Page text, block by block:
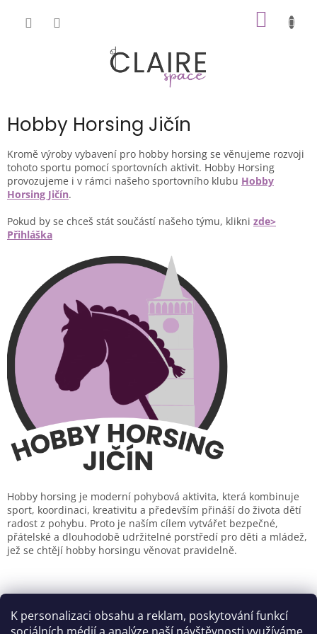
K personalizaci obsahu a reklam, poskytování funkcí
Hobby Horsing Jičín
Kromě výroby vybavení pro hobby horsing se věnujeme rozvoji
tohoto sportu pomocí sportovních aktivit. Hobby Horsing
provozujeme i v rámci našeho sportovního klubu Hobby
Horsing Jičín.
Pokud by se chceš stát součástí našeho týmu, klikni zde>
Přihláška
Hobby horsing je moderní pohybová aktivita, která kombinuje
sport, koordinaci, kreativitu a především přináší do života dětí
radost z pohybu. Proto je naším cílem vytvářet bezpečné,
přátelské a dlouhodobě udržitelné porstředí pro děti a mládež,
jež se chtějí hobby horsingu věnovat pravidelně.